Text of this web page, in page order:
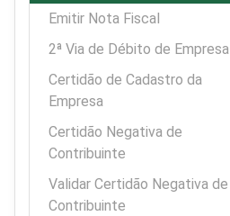
Emitir Nota Fiscal
2ª Via de Débito de Empresa
Certidão de Cadastro da
Empresa
Certidão Negativa de
Contribuinte
Validar Certidão Negativa de
Contribuinte